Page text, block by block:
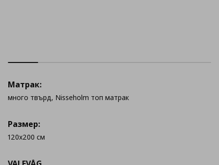
Матрак:
много твърд, Nisseholm топ матрак
Размер:
120x200 см